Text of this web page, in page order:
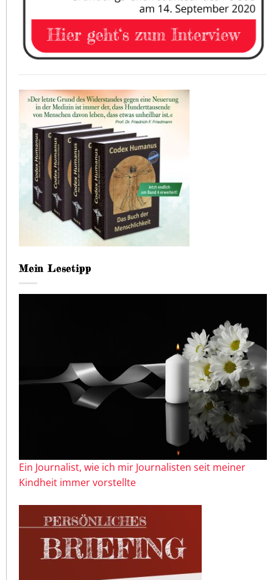
Mein Lesetipp
Ein Journalist, wie ich mir Journalisten seit meiner
Kindheit immer vorstellte